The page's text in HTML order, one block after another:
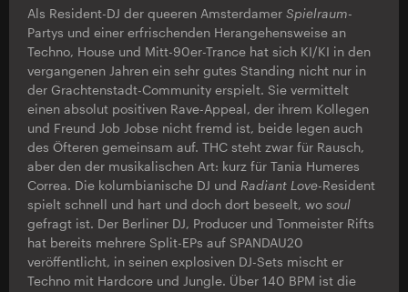
Als Resident-DJ der queeren Amsterdamer Spielraum-
Partys und einer erfrischenden Herangehensweise an
Techno, House und Mitt-90er-Trance hat sich KI/KI in den
vergangenen Jahren ein sehr gutes Standing nicht nur in
der Grachtenstadt-Community erspielt. Sie vermittelt
einen absolut positiven Rave-Appeal, der ihrem Kollegen
und Freund Job Jobse nicht fremd ist, beide legen auch
des Öfteren gemeinsam auf. THC steht zwar für Rausch,
aber den der musikalischen Art: kurz für Tania Humeres
Correa. Die kolumbianische DJ und Radiant Love-Resident
spielt schnell und hart und doch dort beseelt, wo soul
gefragt ist. Der Berliner DJ, Producer und Tonmeister Rifts
hat bereits mehrere Split-EPs auf SPANDAU20
veröffentlicht, in seinen explosiven DJ-Sets mischt er
Techno mit Hardcore und Jungle. Über 140 BPM ist die